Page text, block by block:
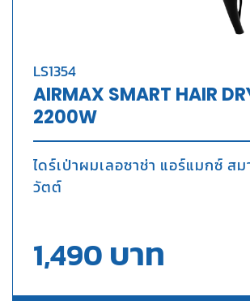
LS1354
AIRMAX SMART HAIR
2200W
ไดร์เป่าผมเลอซาช่า แอร์แมกซ์ ส
วัตต์
1,490 บาท